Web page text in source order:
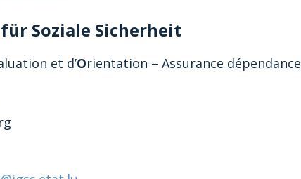
Soziale Sicherheit
et d’Orientation – Assurance dépendance